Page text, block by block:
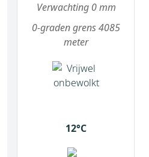
Verwachting 0 mm
0-graden grens 4085
meter
12°C